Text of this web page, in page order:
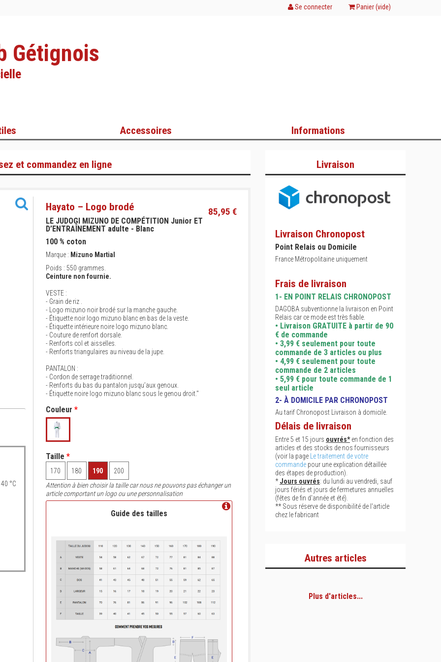
Se connecter Panier (vide)
Gétignois
Accessoires Informations
et commandez en ligne
°C
Hayato – Logo brodé 85,95 €
LE JUDOGI MIZUNO DE COMPÉTITION Junior ET
D’ENTRAÎNEMENT adulte - Blanc
100 % coton
Marque : Mizuno Martial
Poids : 550 grammes.
Ceinture non fournie.
VESTE :
- Grain de riz .
- Logo mizuno noir brodé sur la manche gauche.
- Étiquette noir logo mizuno blanc en bas de la veste.
- Étiquette intérieure noire logo mizuno blanc.
- Couture de renfort dorsale.
- Renforts col et aisselles.
- Renforts triangulaires au niveau de la jupe.
PANTALON :
- Cordon de serrage traditionnel.
- Renforts du bas du pantalon jusqu’aux genoux.
- Étiquette noire logo mizuno blanc sous le genou droit."
Couleur *
Taille *
170 180 190
200
Attention à bien choisir la taille car nous ne pouvons pas échanger un
article comportant un logo ou une personnalisation
Guide des tailles
Livraison
Livraison Chronopost
Point Relais ou Domicile
France Métropolitaine uniquement
Frais de livraison
1- EN POINT RELAIS CHRONOPOST
DAGOBA subventionne la livraison en Point
Relais car ce mode est très fiable.
• Livraison GRATUITE à partir de 90
€ de commande
• 3,99 € seulement pour toute
commande de 3 articles ou plus
• 4,99 € seulement pour toute
commande de 2 articles
• 5,99 € pour toute commande de 1
seul article
2- À DOMICILE PAR CHRONOPOST
Au tarif Chronopost Livraison à domicile.
Délais de livraison
Entre 5 et 15 jours ouvrés*en fonction des
articles et des stocks de nos fournisseurs
(voir la page
Le traitement de votre
commande pour une explication détaillée
des étapes de production).
*Jours ouvrés: du lundi au vendredi, sauf
jours fériés et jours de fermetures annuelles
(fêtes de fin d'année et été).
** Sous réserve de disponibilité de l'article
chez le fabricant
Autres articles
Plus d'articles...